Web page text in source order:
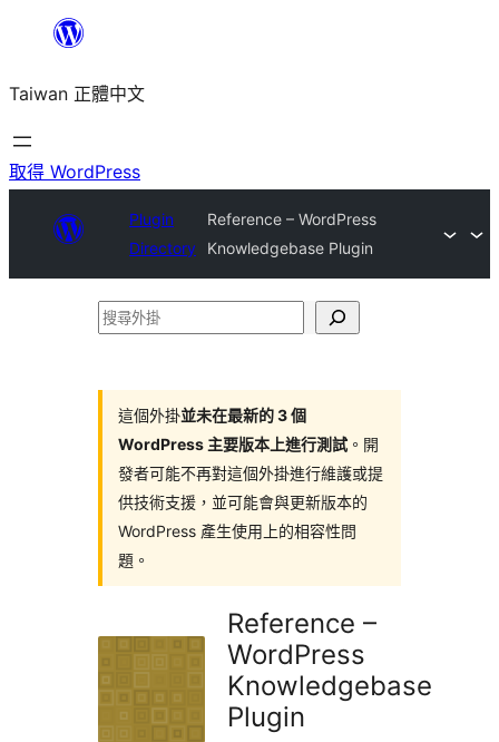
主
要
內
Taiwan 正體中文
取得 WordPress
Plugin
Directory
Reference – WordPress
Knowledgebase Plugin
搜
這個外掛並未在最新的 3 個
WordPress 主要版本上進行測試 。開
發者可能不再對這個外掛進行維護或提
供技術支援，並可能會與更新版本的
WordPress 產生使用上的相容性問
題。
Reference –
WordPress
Knowledgebase
Plugin